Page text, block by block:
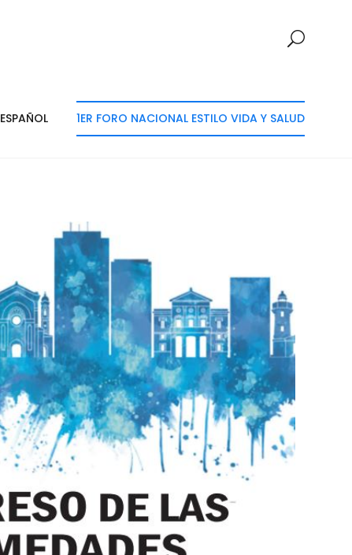
ESPAÑOL 1ER FORO NACIONAL ESTILO VIDA Y SALUD